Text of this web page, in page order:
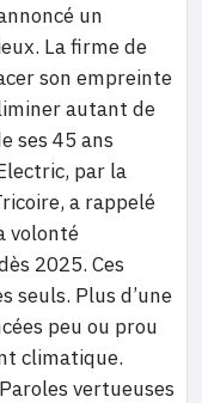
un
La firme de
son empreinte
autant de
ses 45 ans
par la
a rappelé
volonté
2025. Ces
seuls. Plus d’une
peu ou prou
climatique.
vertueuses